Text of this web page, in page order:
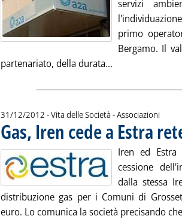
servizi
primo
Bergamo. Il
partenariato, della durata... Leggi tutta la
31/12/2012 - Vita delle Società - Associazioni
Gas, Iren cede a Estra
Iren ed
cessione
dalla stessa
distribuzione gas per i Comuni di
euro. Lo comunica la società precisando